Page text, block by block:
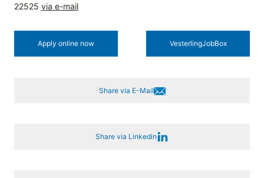
22525 via e-mail
Apply online now Vesterling­JobBox
Share via E-Mail
Share via Linkedin